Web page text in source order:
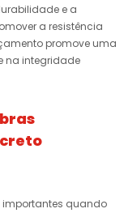
e a
a resistência
promove uma
na integridade
importantes quando